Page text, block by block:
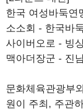
한국 여성바둑연
소소회 - 한국바
사이버오로 - 빙
맥아더장군 - 진
문화체육관광부
원이 주최, 주관